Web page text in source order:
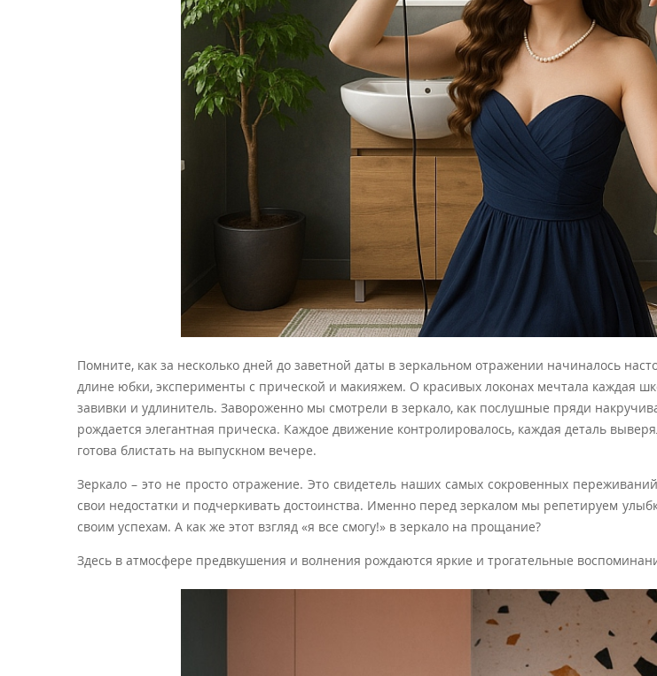
Помните, как за несколько дней до заветной даты в зеркальном отражении начиналось
длине юбки, эксперименты с прической и макияжем. О красивых локонах мечтала каждая
завивки и удлинитель. Завороженно мы смотрели в зеркало, как послушные пряди
рождается элегантная прическа. Каждое движение контролировалось, каждая деталь
готова блистать на выпускном вечере.
Зеркало – это не просто отражение. Это свидетель наших самых сокровенных
свои недостатки и подчеркивать достоинства. Именно перед зеркалом мы репетируем
своим успехам. А как же этот взгляд «я все смогу!» в зеркало на прощание?
Здесь в атмосфере предвкушения и волнения рождаются яркие и трогательные